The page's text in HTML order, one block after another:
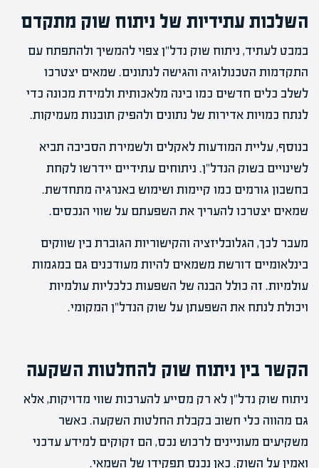
השלכות עתידיות של ניתוח שוק מתקדם
במבט לעתיד, ניתוח שוק נדל"ן צפוי להמשיך ולהתפתח עם
התקדמות הטכנולוגיה והגישה לנתונים. שמאים יצטרכו
לשלב כלים חדשים כמו בינה מלאכותית ולמידת מכונה כדי
לנתח כמויות אדירות של נתונים ולהפיק תובנות מעמיקות.
בנוסף, עליית המודעות לאקלים ולשמירת הסביבה תביא
לשינויים בשוק הנדל"ן. ניתוחים עתידיים יידרשו לקחת
בחשבון גורמים כמו קיימות ושימוש באנרגיה מתחדשת.
שמאים יצטרכו להעריך את השפעתם על שווי הנכסים.
מעבר לכך, הגלובליזציה והקישוריות הגוברת בין שווקים
בינלאומיים דורשת משמאים להיות מעודכנים גם במגמות
עולמיות. זה כולל הבנה של השפעות כלכליות עולמיות
ויכולת לנתח את השפעתן על שוק הנדל"ן המקומי.
הקשר בין ניתוח שוק להחלטות השקעה
ניתוח שוק נדל"ן לא רק מסייע להערכות שווי מדויקות, אלא
גם מהווה כלי חשוב בקבלת החלטות השקעה. כאשר
משקיעים מעוניינים לרכוש נכס, הם זקוקים למידע עדכני
ואמין על השוק. כאן נכנס תפקידו של השמאי.